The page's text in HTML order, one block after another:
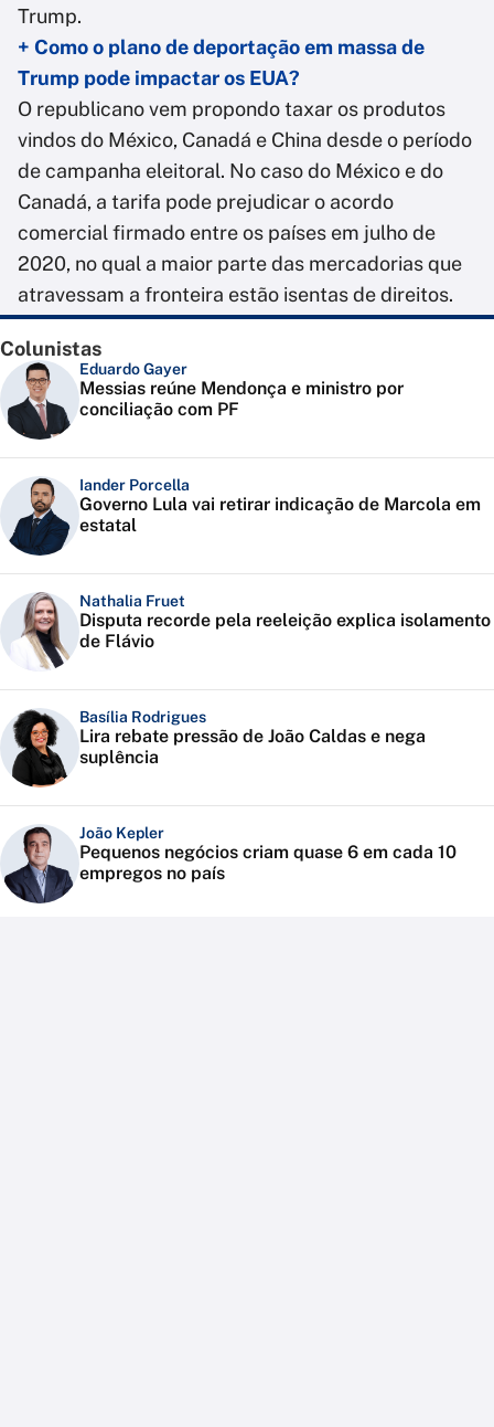
Trump.
+ Como o plano de deportação em massa de
Trump pode impactar os EUA?
O republicano vem propondo taxar os produtos
vindos do México, Canadá e China desde o período
de campanha eleitoral. No caso do México e do
Canadá, a tarifa pode prejudicar o acordo
comercial firmado entre os países em julho de
2020, no qual a maior parte das mercadorias que
atravessam a fronteira estão isentas de direitos.
Colunistas
Eduardo Gayer
Messias reúne Mendonça e ministro por
conciliação com PF
Iander Porcella
Governo Lula vai retirar indicação de Marcola em
estatal
Nathalia Fruet
Disputa recorde pela reeleição explica isolamento
de Flávio
Basília Rodrigues
Lira rebate pressão de João Caldas e nega
suplência
João Kepler
Pequenos negócios criam quase 6 em cada 10
empregos no país